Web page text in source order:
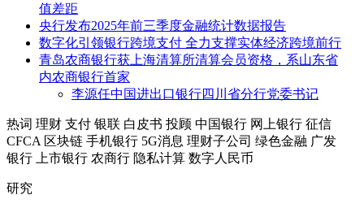
值差距
央行发布2025年前三季度金融统计数据报告
数字化引领银行跨境支付 全力支撑实体经济跨境前行
青岛农商银行获上海清算所清算会员资格，系山东省
内农商银行首家
李源任中国进出口银行四川省分行党委书记
热词 理财 支付 银联 白皮书 投顾 中国银行 网上银行 征信
CFCA 区块链 手机银行 5G消息 理财子公司 绿色金融 广发
银行
上市银行 农商行 隐私计算 数字人民币
研究